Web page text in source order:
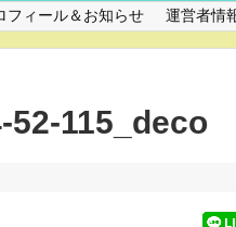
フィール＆お知らせ 運営者情
52-115_deco